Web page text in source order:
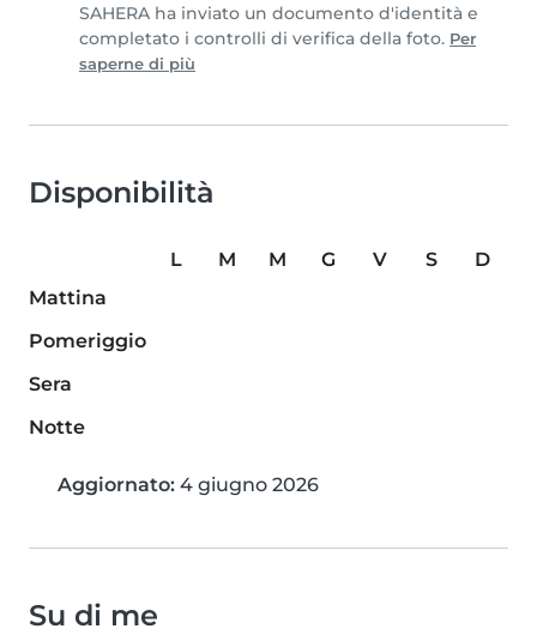
SAHERA ha inviato un documento d'identità e
completato i controlli di verifica della foto. Per
saperne di più
Disponibilità
L M M G V S
D
Mattina
Pomeriggio
Sera
Notte
Aggiornato: 4 giugno 2026
Su di me